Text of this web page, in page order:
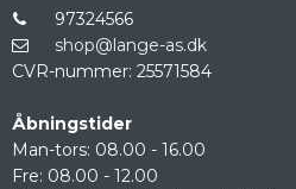
97324566
shop@lange-as.dk
CVR-nummer: 25571584
Åbningstider
Man-tors: 08.00 - 16.00
Fre: 08.00 - 12.00